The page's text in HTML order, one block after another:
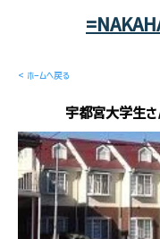
< ホームへ戻る
宇都宮大学生